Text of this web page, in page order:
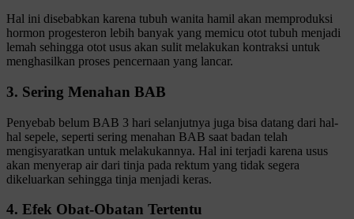
Hal ini disebabkan karena tubuh wanita hamil akan memproduksi
hormon progesteron lebih banyak yang memicu otot tubuh menjadi
lemah sehingga otot usus akan sulit melakukan kontraksi untuk
menghasilkan proses pencernaan yang lancar.
3. Sering Menahan BAB
Penyebab belum BAB 3 hari selanjutnya juga bisa datang dari hal-
hal sepele, seperti sering menahan BAB saat badan telah
mengisyaratkan untuk melakukannya. Hal ini terjadi karena usus
akan menyerap air dari tinja pada rektum yang tidak segera
dikeluarkan sehingga tinja menjadi keras.
4. Efek Obat-Obatan Tertentu